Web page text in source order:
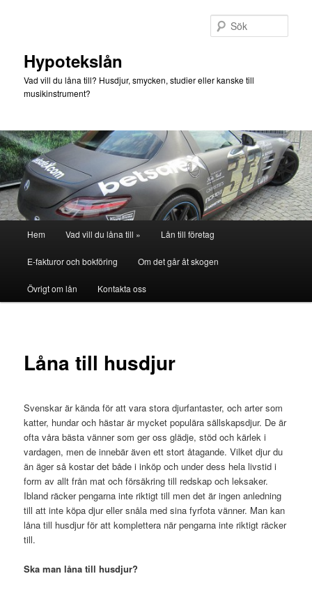
Hypotekslån
Vad vill du låna till? Husdjur, smycken, studier eller kanske till
musikinstrument?
Hem Vad vill du låna till » Lån till företag
E-fakturor och bokföring Om det går åt skogen
Övrigt om lån Kontakta oss
Låna till husdjur
Svenskar är kända för att vara stora djurfantaster, och arter som
katter, hundar och hästar är mycket populära sällskapsdjur. De är
ofta våra bästa vänner som ger oss glädje, stöd och kärlek i
vardagen, men de innebär även ett stort åtagande. Vilket djur du
än äger så kostar det både i inköp och under dess hela livstid i
form av allt från mat och försäkring till redskap och leksaker.
Ibland räcker pengarna inte riktigt till men det är ingen anledning
till att inte köpa djur eller snåla med sina fyrfota vänner. Man kan
låna till husdjur för att komplettera när pengarna inte riktigt räcker
till.
Ska man låna till husdjur?